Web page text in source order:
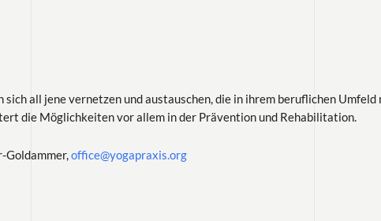
all jene vernetzen und austauschen, die in ihrem beruflichen
die Möglichkeiten vor allem in der Prävention und Rehabilitation.
Goldammer,office@yogapraxis.org